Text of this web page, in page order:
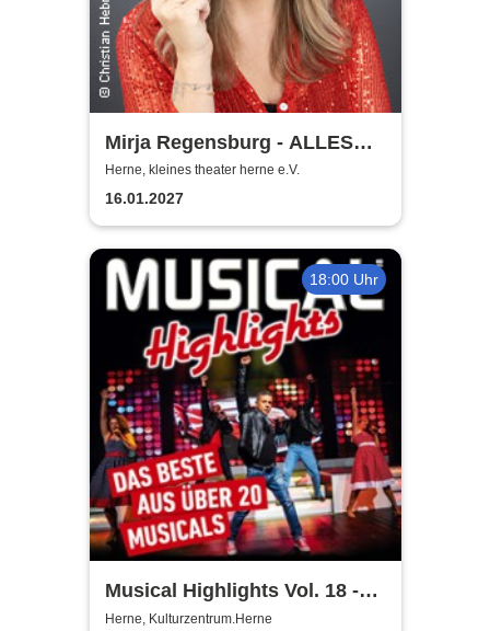
Mirja Regensburg - ALLES
WIRD GUT!
Herne, kleines theater herne e.V.
16.01.2027
18:00 Uhr
Musical Highlights Vol. 18 -
Das Beste aus Musical und
Herne, Kulturzentrum.Herne